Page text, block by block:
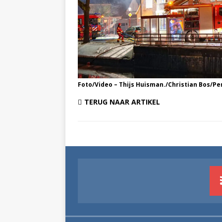
Foto/Video – Thijs Huisman./Christian Bos/
TERUG NAAR ARTIKEL